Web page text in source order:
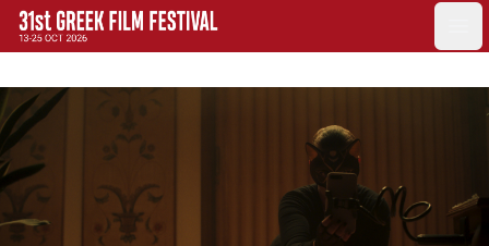
GFF
Greek Film Festival: